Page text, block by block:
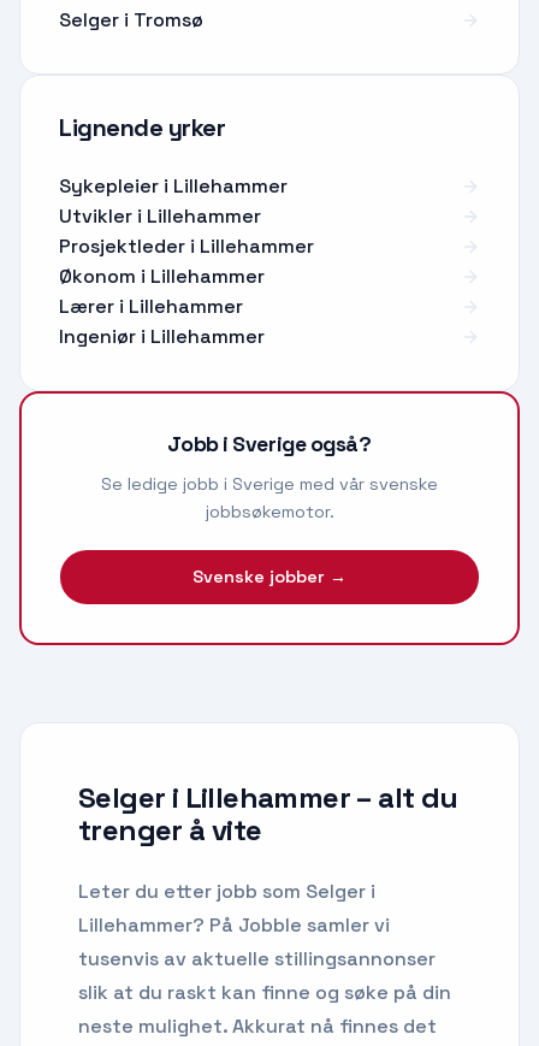
Selger i Tromsø
Lignende yrker
Sykepleier i Lillehammer
Utvikler i Lillehammer
Prosjektleder i Lillehammer
Økonom i Lillehammer
Lærer i Lillehammer
Ingeniør i Lillehammer
Jobb i Sverige også?
Se ledige jobb i Sverige med vår svenske
jobbsøkemotor.
Svenske jobber →
Selger i Lillehammer– alt du
trenger å vite
Leter du etter jobb som Selger i
Lillehammer? På Jobble samler vi
tusenvis av aktuelle stillingsannonser
slik at du raskt kan finne og søke på din
neste mulighet.Akkurat nå finnes det